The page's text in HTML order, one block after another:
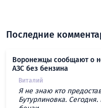
Последние
Воронежцы сообщают о
АЗС без бензина
Виталий
Я не знаю кто
Бутурлиновка.